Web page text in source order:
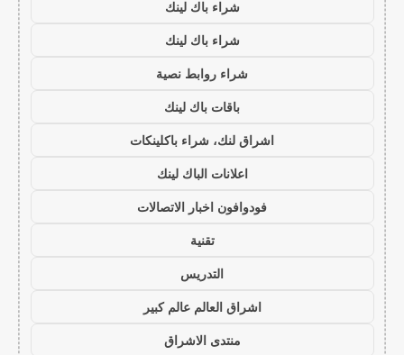
شراء باك لينك
شراء باك لينك
شراء روابط نصية
باقات باك لينك
اشراق لنك، شراء باكلينكات
اعلانات الباك لينك
فودوافون اخبار الاتصالات
تقنية
التدريس
اشراق العالم عالم كبير
منتدى الاشراق